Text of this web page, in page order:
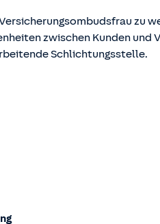
zu
zwischen Kunden und
Schlichtungsstelle.